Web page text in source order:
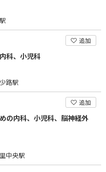
追加
科、小児科
路駅
追加
の内科、小児科、脳神経外
中央駅